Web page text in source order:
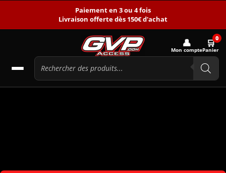
Paiement en 3 ou 4 fois
Livraison offerte dès 150€ d'achat
👤
Mon compte
🛒0
Panier